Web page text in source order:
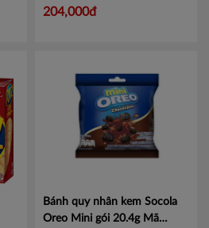
204,000đ
Bánh quy nhân kem Socola
Oreo Mini gói 20.4g Mã